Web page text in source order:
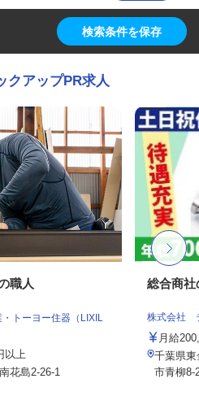
検索条件を保存
クアップPR求人
職人
トーヨー住器（LIXIL
以上
花島2-26-1
総合商社
株式会社
月給
千葉県東
市青柳8-